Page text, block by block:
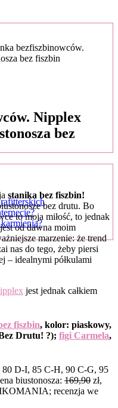
bezfiszbinowców.
bez fiszbin
Nipplex
bez
stanika bez fiszbin!
bez drutu. Bo
to moja miłość, to jednak
od dawna moim
marzenie: że trend
nas do tego, żeby piersi
– idealnymi półkulami
jest jednak całkiem
fiszbin, kolor: piaskowy,
Drutu! ?); figi Carmela,
80 D-I, 85 C-H, 90 C-G, 95
biustonosza: 169,90 zł,
recenzja we